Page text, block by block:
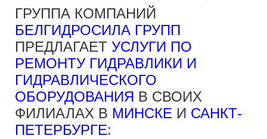
ГРУППА КОМПАНИЙ
БЕЛГИДРОСИЛА ГРУПП
ПРЕДЛАГАЕТ УСЛУГИ ПО
РЕМОНТУ ГИДРАВЛИКИ И
ГИДРАВЛИЧЕСКОГО
ОБОРУДОВАНИЯ В СВОИХ
ФИЛИАЛАХ В МИНСКЕ И САНКТ-
ПЕТЕРБУРГЕ: